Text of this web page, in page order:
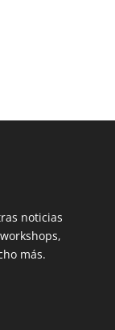
noticias
más.